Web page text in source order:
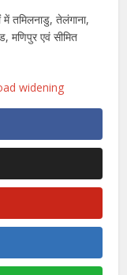
में तमिलनाडु, तेलंगाना,
मणिपुर एवं सीमित
widening